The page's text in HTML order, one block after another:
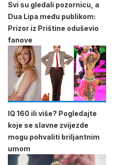
Svi su gledali pozornicu, a
Dua Lipa među publikom:
Prizor iz Prištine oduševio
fanove
IQ 160 ili više? Pogledajte
koje se slavne zvijezde
mogu pohvaliti briljantnim
umom